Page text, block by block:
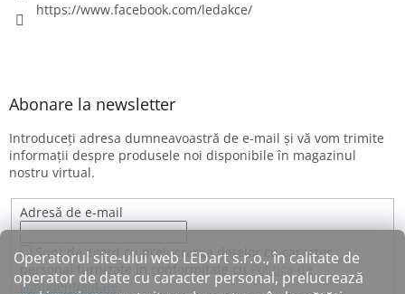
Operatorul site-ului web LEDart s.r.o., în calitate de
operator de date cu caracter personal, prelucrează
https://www.facebook.com/ledakce/
Abonare la newsletter
Introduceţi adresa dumneavoastră de e-mail şi vă vom trimite
informaţii despre produsele noi disponibile în magazinul
nostru virtual.
Adresă de e-mail
Sunt de acord cu prelucrarea datelor cu caracter
personal furnizate în conformitate cu Politica de
confidențialitate.